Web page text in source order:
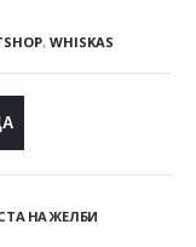
, WHISKAS
НА ЖЕЛБИ